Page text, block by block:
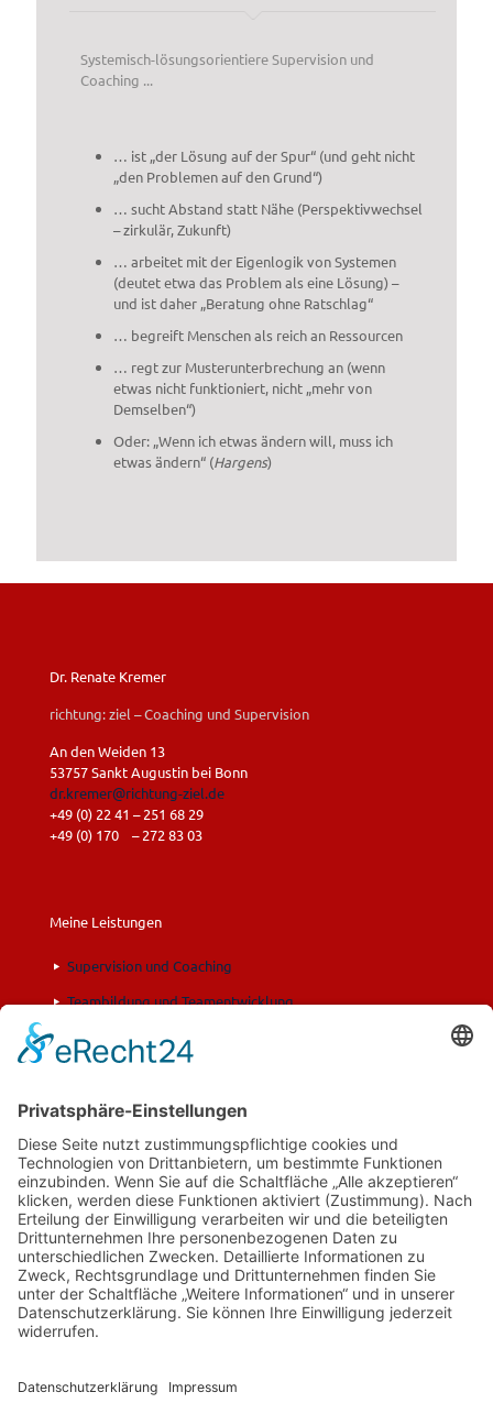
Systemisch-lösungsorientiere Supervision und
Coaching ...
… ist „der Lösung auf der Spur“ (und geht nicht
„den Problemen auf den Grund“)
… sucht Abstand statt Nähe (Perspektivwechsel
– zirkulär, Zukunft)
… arbeitet mit der Eigenlogik von Systemen
(deutet etwa das Problem als eine Lösung) –
und ist daher „Beratung ohne Ratschlag“
… begreift Menschen als reich an Ressourcen
… regt zur Musterunterbrechung an (wenn
etwas nicht funktioniert, nicht „mehr von
Demselben“)
Oder: „Wenn ich etwas ändern will, muss ich
etwas ändern“ (Hargens)
Dr. Renate Kremer
richtung: ziel – Coaching und Supervision
An den Weiden 13
53757 Sankt Augustin bei Bonn
dr.kremer@richtung-ziel.de
+49 (0) 22 41 – 251 68 29
+49 (0) 170 – 272 83 03
Meine Leistungen
Supervision und Coaching
Teambildung und Teamentwicklung
Fortbildung und Training
© Dr. Renate Kremer | Supervision | Bonn |Impressum|
Datenschutz |AGB